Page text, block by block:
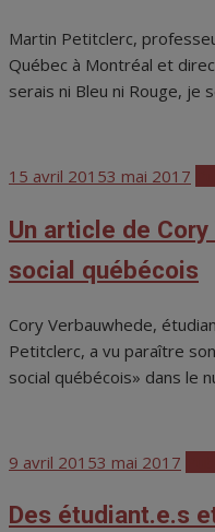
Martin Petitclerc,
Québec à Montréal et
serais ni Bleu ni Rouge, je
Posted
15 avril 20153 mai 2017
Un article de Cory
social québécois
Cory Verbauwhede,
Petitclerc, a vu paraître
social québécois» dans le
Posted
9 avril 20153 mai 2017
Des étudiant.e.s